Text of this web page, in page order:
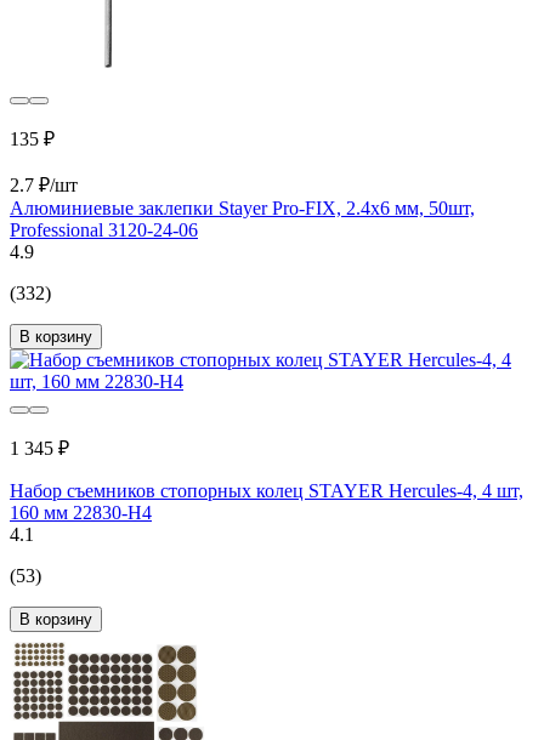
135 ₽
2.7 ₽/шт
Алюминиевые заклепки Stayer Pro-FIX, 2.4х6 мм, 50шт,
Professional 3120-24-06
4.9
(332)
В корзину
1 345 ₽
Набор съемников стопорных колец STAYER Hercules-4, 4 шт,
160 мм 22830-H4
4.1
(53)
В корзину